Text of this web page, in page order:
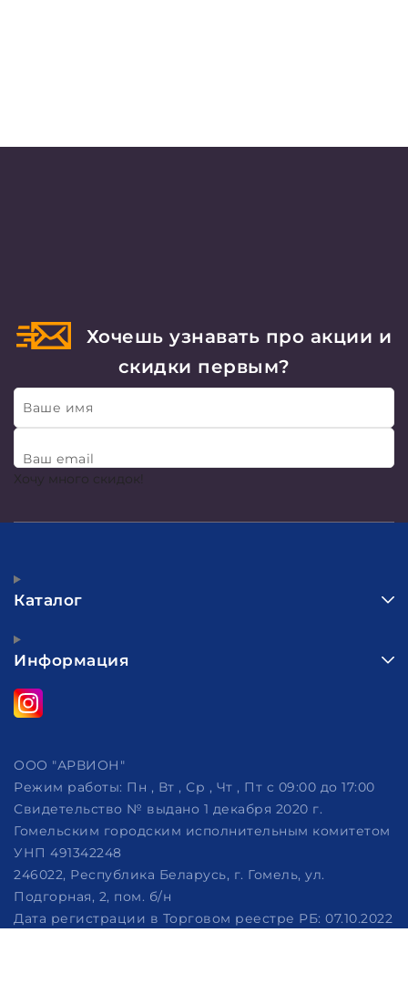
Хочешь узнавать про акции и
скидки первым?
Ваше имя
Ваш email
Хочу много скидок!
Каталог
Информация
ООО "АРВИОН"
Режим работы: Пн , Вт , Ср , Чт , Пт c 09:00 до 17:00
Свидетельство № выдано 1 декабря 2020 г.
Гомельским городским исполнительным комитетом
УНП 491342248
246022, Республика Беларусь, г. Гомель, ул.
Подгорная, 2, пом. б/н
Дата регистрации в Торговом реестре РБ: 07.10.2022